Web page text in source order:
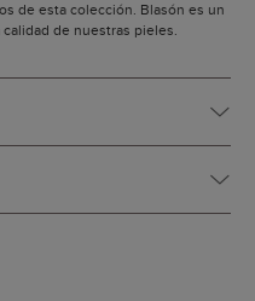
de esta colección. Blasón es un
de nuestras pieles.